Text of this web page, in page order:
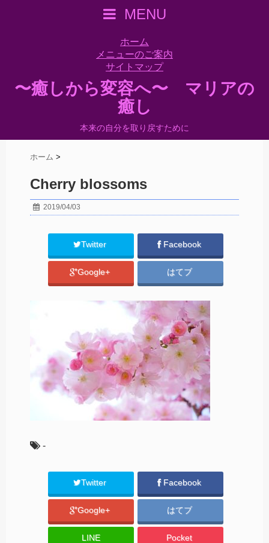
MENU
ホーム
メニューのご案内
サイトマップ
〜癒しから変容へ〜 マリアの
癒し
本来の自分を取り戻すために
ホーム >
Cherry blossoms
2019/04/03
Twitter Facebook
Google+ はてブ
-
Twitter Facebook
Google+ はてブ
LINE Pocket